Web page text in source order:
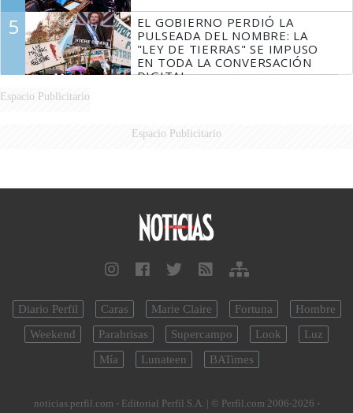
5
EL GOBIERNO PERDIÓ LA
PULSEADA DEL NOMBRE: LA
"LEY DE TIERRAS" SE IMPUSO
EN TODA LA CONVERSACIÓN
DIGITAL
Espacio Publicitario
Espacio Publicitario
Diario Perfil Caras Marie Claire Fortuna
Hombre
Weekend
Parabrisas Supercampo Look
Luz
Mía
Lunateen BATimes
noticias.perfil.com - Editorial Perfil S.A. | © Perfil.com 2006-2026 -